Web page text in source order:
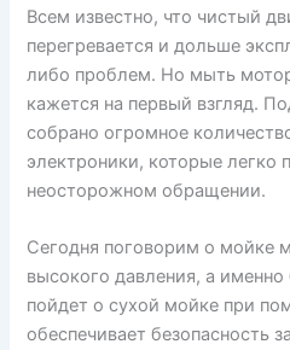
Всем известно, что чистый
перегревается и дольше
либо проблем. Но мыть
кажется на первый взгляд.
собрано огромное
электроники, которые легко
неосторожном обращении.
Сегодня поговорим о мойке
высокого давления, а
пойдет о сухой мойке при
обеспечивает безопасность